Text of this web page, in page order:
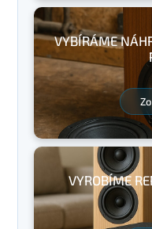
VYBÍRÁME
VYROBÍME